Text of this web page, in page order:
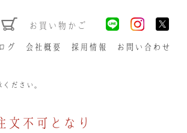
お買い物かご
グ 会社概要 採用情報 お問い合わせ
ださい。
不可となり